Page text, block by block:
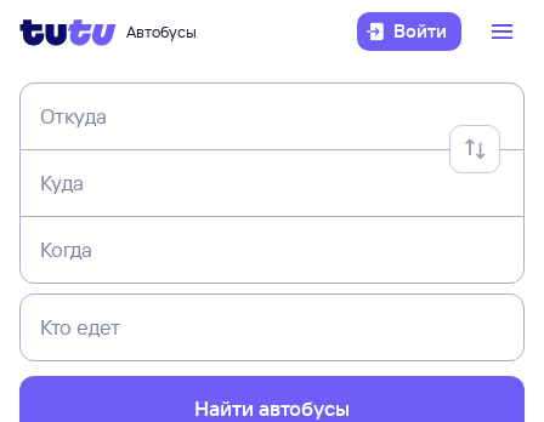
Автобусы Войти
Откуда
Куда
Когда
Кто едет
Найти автобусы